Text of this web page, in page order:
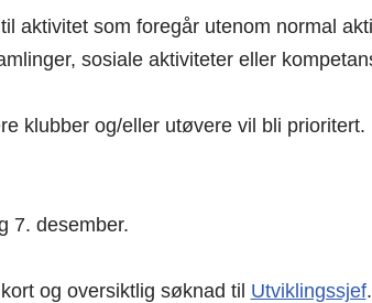
aktivitet som foregår utenom normal
sosiale aktiviteter eller
klubber og/eller utøvere vil bli
7. desember.
og oversiktlig søknad til Utviklingssjef.